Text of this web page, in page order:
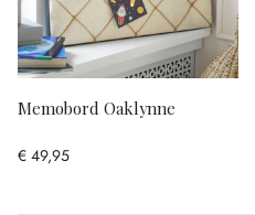
Memobord Oaklynne
€ 49,95